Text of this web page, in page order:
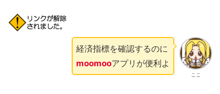
ここ
経済指標を確認するのに
moomooアプリが便利よ